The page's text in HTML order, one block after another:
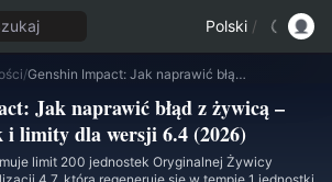
Polski /
/ Genshin Impact: Jak naprawić błąd z żywicą – poradnik i limity dla wersji 6.4 (2026)
Jak naprawić błąd z żywicą –
i limity dla wersji 6.4 (2026)
limit 200 jednostek Oryginalnej Żywicy